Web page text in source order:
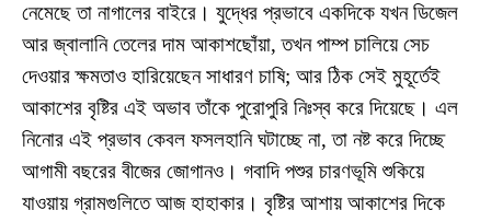
নেমেছে তা নাগালের বাইরে। যুদ্ধের প্রভাবে একদিকে যখন ডিজেল
আর জ্বালানি তেলের দাম আকাশছোঁয়া, তখন পাম্প চালিয়ে সেচ
দেওয়ার ক্ষমতাও হারিয়েছেন সাধারণ চাষি; আর ঠিক সেই মুহূর্তেই
আকাশের বৃষ্টির এই অভাব তাঁকে পুরোপুরি নিঃস্ব করে দিয়েছে। এল
নিনোর এই প্রভাব কেবল ফসলহানি ঘটাচ্ছে না, তা নষ্ট করে দিচ্ছে
আগামী বছরের বীজের জোগানও। গবাদি পশুর চারণভূমি শুকিয়ে
যাওয়ায় গ্রামগুলিতে আজ হাহাকার। বৃষ্টির আশায় আকাশের দিকে